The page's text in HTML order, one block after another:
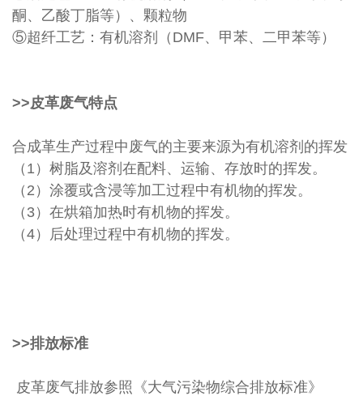
酮、乙酸丁脂等）、颗粒物
⑤超纤工艺：有机溶剂（DMF、甲苯、二甲苯等）
>>皮革废气特点
合成革生产过程中废气的主要来源为有机溶剂的挥发
（1）树脂及溶剂在配料、运输、存放时的挥发。
（2）涂覆或含浸等加工过程中有机物的挥发。
（3）在烘箱加热时有机物的挥发。
（4）后处理过程中有机物的挥发。
>>排放标准
皮革废气排放参照《大气污染物综合排放标准》